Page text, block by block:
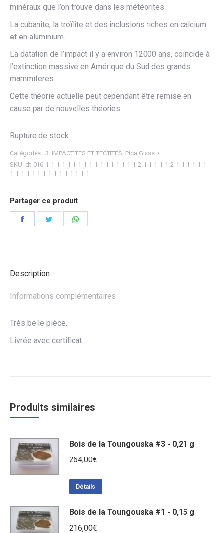
minéraux que l’on trouve dans les météorites :
La cubanite, la troïlite et des inclusions riches en calcium
et en aluminium.
La datation de l’impact il y a environ 12000 ans, coïncide à
l’extinction massive en Amérique du Sud des grands
mammifères.
Cette théorie actuelle peut cependant être remise en
cause par de nouvelles théories.
Rupture de stock
Catégories : 3. IMPACTITES ET TECTITES Pica Glass
SKU: dt-016-1-1-1-1-1-1-1-1-1-1-1-1-1-1-1-1-1-2-1-1-1-1-1-2-1-1-1-1-1-1-
1-1-1-1-1-1-1-1-1-1-1-1-1-1-1
Partager ce produit
Partager Partager
Description
Informations complémentaires
Très belle pièce
Livrée avec certificat.
Produits similaires
Bois de la Toungouska #3 - 0,21 g
264,00€
Détails
Bois de la Toungouska #1 - 0,15 g
216,00€